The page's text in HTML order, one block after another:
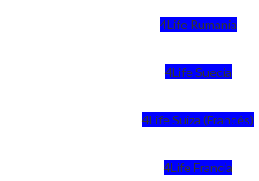
4Life Rumania
4Life Suecia
4Life Suiza (Francés)
4Life Francia